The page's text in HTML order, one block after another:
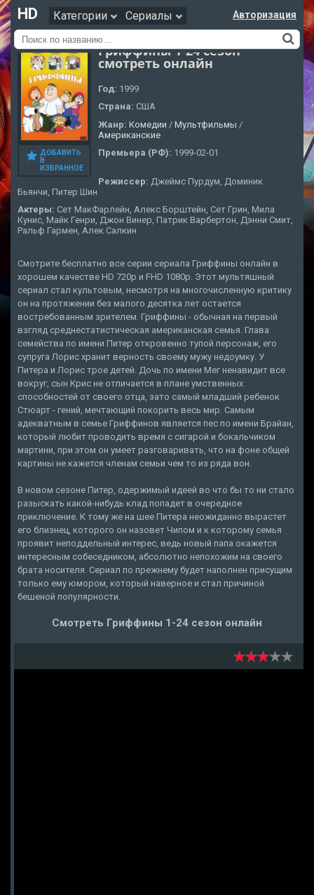
HD Категории Сериалы Авторизация
ДОБАВИТЬ
В
ИЗБРАННОЕ
Гриффины 1-24 сезон
смотреть онлайн
Год: 1999
Страна: США
Жанр: Комедии / Мультфильмы /
Американские
Премьера (РФ): 1999-02-01
Режиссер: Джеймс Пурдум, Доминик
Бьянчи, Питер Шин
Актеры: Сет МакФарлейн, Алекс Борштейн, Сет Грин, Мила
Кунис, Майк Генри, Джон Винер, Патрик Варбертон, Дэнни Смит,
Ральф Гармен, Алек Салкин
Смотрите бесплатно все серии сериала Гриффины онлайн в
хорошем качестве HD 720p и FHD 1080p. Этот мультяшный
сериал стал культовым, несмотря на многочисленную критику
он на протяжении без малого десятка лет остается
востребованным зрителем. Гриффины - обычная на первый
взгляд среднестатистическая американская семья. Глава
семейства по имени Питер откровенно тупой персонаж, его
супруга Лорис хранит верность своему мужу недоумку. У
Питера и Лорис трое детей. Дочь по имени Мег ненавидит все
вокруг, сын Крис не отличается в плане умственных
способностей от своего отца, зато самый младший ребенок
Стюарт - гений, мечтающий покорить весь мир. Самым
адекватным в семье Гриффинов является пес по имени Брайан,
который любит проводить время с сигарой и бокальчиком
мартини, при этом он умеет разговаривать, что на фоне общей
картины не кажется членам семьи чем то из ряда вон.
В новом сезоне Питер, одержимый идеей во что бы то ни стало
разыскать какой-нибудь клад попадет в очередное
приключение. К тому же на шее Питера неожиданно вырастет
его близнец, которого он назовет Чипом и к которому семья
проявит неподдельный интерес, ведь новый папа окажется
интересным собеседником, абсолютно непохожим на своего
брата носителя. Сериал по прежнему будет наполнен присущим
только ему юмором, который наверное и стал причиной
бешеной популярности.
Смотреть Гриффины 1-24 сезон онлайн